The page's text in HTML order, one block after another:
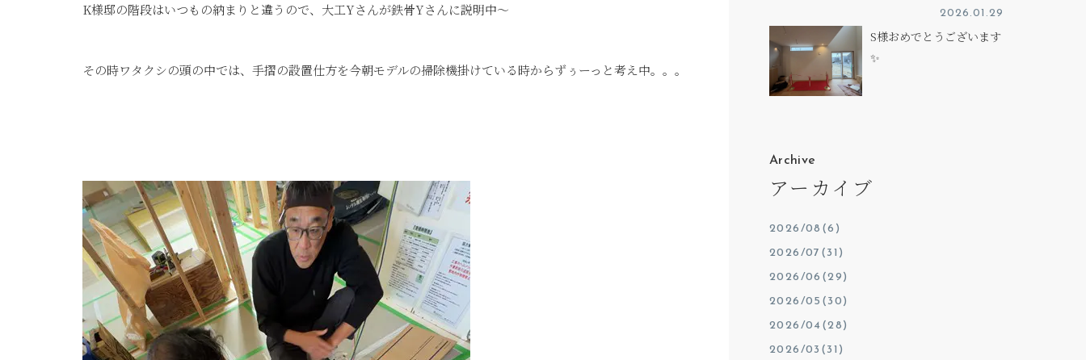
K様邸の階段はいつもの納まりと違うので、大工Yさんが鉄骨Yさんに説明中～
その時ワタクシの頭の中では、手摺の設置仕方を今朝モデルの掃除機掛けている時からずぅーっと考え中。。。
2026.01.29
S様おめでとうございます
✨
Archive
アーカイブ
2026/08(6)
2026/07(31)
2026/06(29)
2026/05(30)
2026/04(28)
2026/03(31)